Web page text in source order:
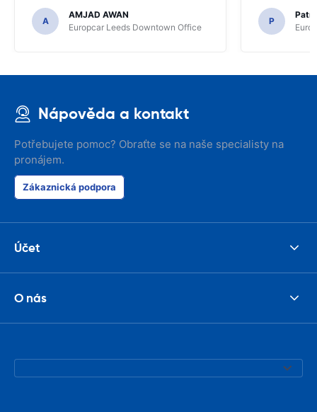
A
AMJAD AWAN
Europcar Leeds Downtown Office
time of
P
Nápověda a kontakt
Potřebujete pomoc? Obraťte se na naše specialisty na
pronájem.
Zákaznická podpora
Účet
O nás